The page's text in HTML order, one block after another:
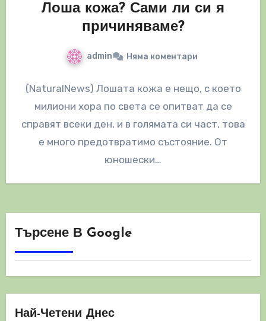
Лоша кожа? Сами ли си я
причиняваме?
admin Няма коментари
(NaturalNews) Лошата кожа е нещо, с което
милиони хора по света се опитват да се
справят всеки ден, и в голямата си част, това
е много предотвратимо състояние. От
юношески…
Търсене В Google
Най-Четени Днес